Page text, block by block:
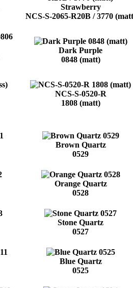
Strawberry
NCS-S-2065-R20B / 3770
Dark Purple
0848 (matt)
NCS-S-0520-R
1808 (matt)
Brown Quartz
0529
Orange Quartz
0528
Stone Quartz
0527
Blue Quartz
0525